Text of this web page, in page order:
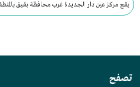
يقع مركز عين دار الجديدة غرب محافظة بقيق
تصفح